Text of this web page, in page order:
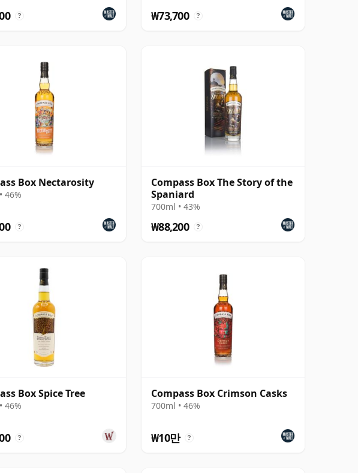
? ₩73,700 ?
Box Nectarosity
46%
?
Compass Box The Story of the
Spaniard
700ml • 43%
₩88,200 ?
Box Spice Tree
46%
?
Compass Box Crimson Casks
700ml • 46%
₩10만 ?